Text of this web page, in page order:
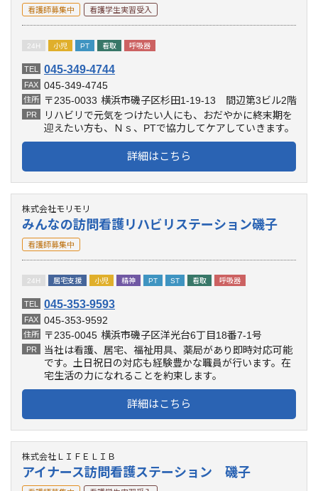
看護師募集中 看護学生実習受入
24H 小児 PT 看取 呼吸器
TEL 045-349-4744
FAX 045-349-4745
住所 〒235-0033 横浜市磯子区杉田1-19-13 間辺第3ビル2階
PR
リハビリで元気をつけたい人にも、おだやかに終末期を
迎えたい方も、Ｎｓ、PTで協力してケアしていきます。
詳細はこちら
株式会社モリモリ
みんなの訪問看護リハビリステーション磯子
看護師募集中
24H 居宅支援 小児 精神 PT ST 看取 呼吸器
TEL 045-353-9593
FAX 045-353-9592
住所 〒235-0045 横浜市磯子区洋光台6丁目18番7-1号
PR
当社は看護、居宅、福祉用具、薬局があり即時対応可能
です。土日祝日の対応も経験豊かな職員が行います。在
宅生活の力になれることを約束します。
詳細はこちら
株式会社ＬＩＦＥＬＩＢ
アイナース訪問看護ステーション 磯子